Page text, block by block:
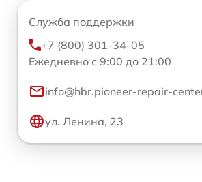
Служба поддержки
+7 (800) 301-34-05
Ежедневно с 9:00 до 21:00
info@hbr.pioneer-repair-
ул. Ленина, 23